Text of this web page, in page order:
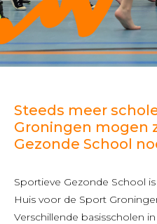
Steeds meer
Groningen mogen
Gezonde School
Sportieve Gezonde School
Huis voor de Sport
Verschillende basisscholen